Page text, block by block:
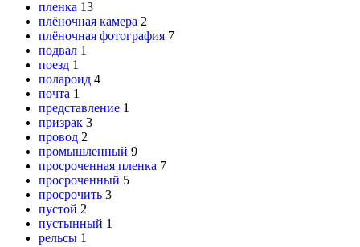
пленка 13
плёночная камера 2
плёночная фотография 7
подвал 1
поезд 1
полароид 4
почта 1
представление 1
призрак 3
провод 2
промышленный 9
просроченная пленка 7
просроченный 5
просрочить 3
пустой 2
пустынный 1
рельсы 1